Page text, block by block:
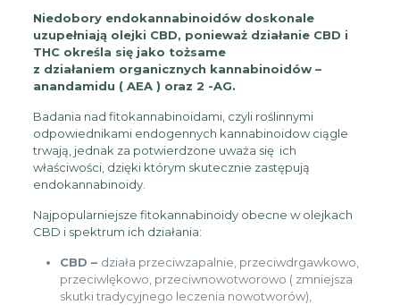
Niedobory endokannabinoidów doskonale
uzupełniają olejki CBD, ponieważ działanie CBD i
THC określa się jako tożsame
z działaniem organicznych kannabinoidów –
anandamidu ( AEA ) oraz 2 -AG.
Badania nad fitokannabinoidami, czyli roślinnymi
odpowiednikami endogennych kannabinoidow ciągle
trwają, jednak za potwierdzone uważa się ich
właściwości, dzięki którym skutecznie zastępują
endokannabinoidy.
Najpopularniejsze fitokannabinoidy obecne w olejkach
CBD i spektrum ich działania:
CBD – działa przeciwzapalnie, przeciwdrgawkowo,
przeciwlękowo, przeciwnowotworowo ( zmniejsza
skutki tradycyjnego leczenia nowotworów),